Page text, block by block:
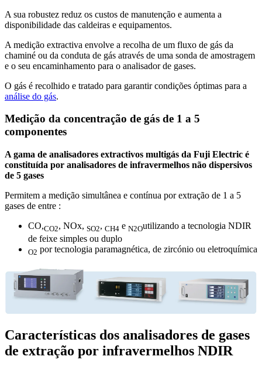
A sua robustez reduz os custos de manutenção e aumenta a
disponibilidade das caldeiras e equipamentos.
A medição extractiva envolve a recolha de um fluxo de gás da
chaminé ou da conduta de gás através de uma sonda de amostragem
e o seu encaminhamento para o analisador de gases.
O gás é recolhido e tratado para garantir condições óptimas para a
análise do gás.
Medição da concentração de gás de 1 a 5
componentes
A gama de analisadores extractivos multigás da Fuji Electric é
constituída por analisadores de infravermelhos não dispersivos
de 5 gases
Permitem a medição simultânea e contínua por extração de 1 a 5
gases de entre :
CO,CO2, NOx, SO2, CH4 e N2Outilizando a tecnologia NDIR
de feixe simples ou duplo
O2 por tecnologia paramagnética, de zircónio ou eletroquímica
Características dos analisadores de gases
de extração por infravermelhos NDIR